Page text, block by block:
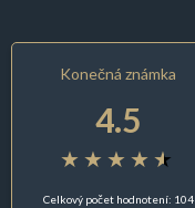
Konečná známka
4.5
Celkový počet hodnotení: 104